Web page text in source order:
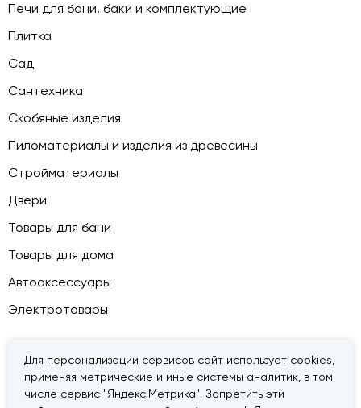
Для персонализации сервисов сайт использует cookies,
применяя метрические и иные системы аналитик, в том
числе сервис "Яндекс.Метрика". Запретить эти
Печи для бани, баки и комплектующие
Плитка
Сад
Сантехника
Скобяные изделия
Пиломатериалы и изделия из древесины
Стройматериалы
Двери
Товары для бани
Товары для дома
Автоаксессуары
Электротовары
© 2026 — «Дачник».Правовая информация